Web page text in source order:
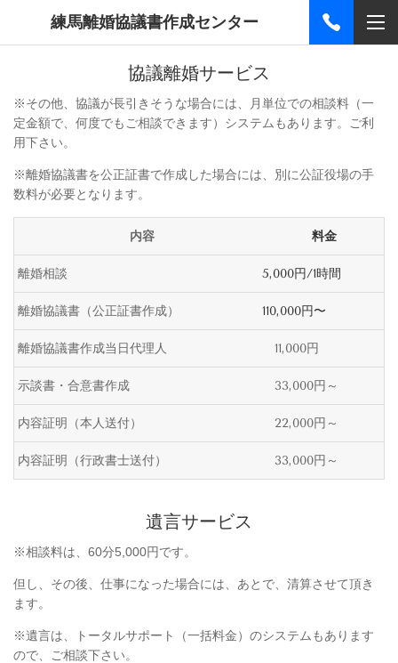
練馬離婚協議書作成センター
協議離婚サービス
※その他、協議が長引きそうな場合には、
月単位での相談料（一
定金額で、何度でも ご相談できます）システムもあります。
ご利
用下さい。
※離婚協議書を公正証書で作成した場合には、別に公証役場の手
数料が必要となります。
内容 料金
離婚相談 5,000円/1時間
離婚協議書（公正証書作成） 110,000円〜
離婚協議書作成当日代理人 11,000円
示談書・合意書作成 33,000円～
内容証明（本人送付） 22,000円～
内容証明（行政書士送付） 33,000円～
遺言サービス
※相談料は、60分5,000円です。
但し、その後、仕事になった場合には、 あとで、清算させて頂き
ます。
※遺言は、トータルサポート（一括料金）のシステムもあります
ので、ご相談下さい。